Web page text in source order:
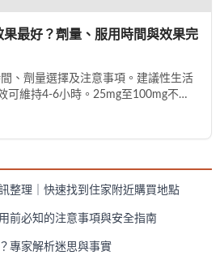
最好？劑量、服用時間與效果完
、劑量選擇及注意事項。建議性生活
可維持4-6小時。25mg至100mg不同
整理｜快速找到住家附近購買地點
前必知的注意事項與安全指南
專家解析迷思與事實